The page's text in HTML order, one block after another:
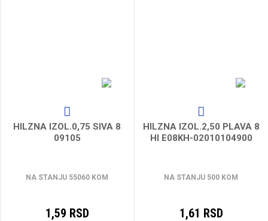
HILZNA IZOL.0,75 SIVA 8
09105
NA STANJU 55060 KOM
1,59 RSD
HILZNA IZOL.2,50 PLAVA 8
HI E08KH-02010104900
NA STANJU 500 KOM
1,61 RSD